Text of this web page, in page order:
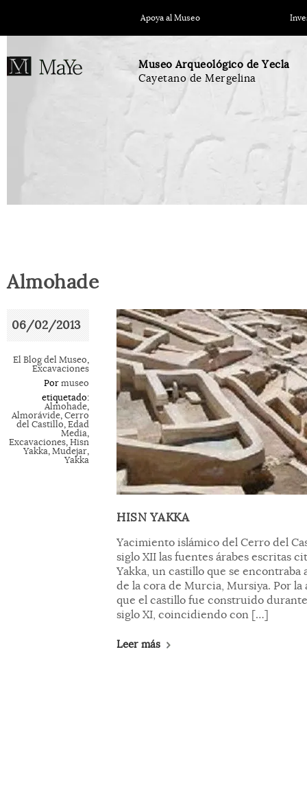
Apoya al Museo
Museo Arqueológico de Yecla
Cayetano de Mergelina
Almohade
06/02/2013
El Blog del Museo,
Excavaciones
Por museo
etiquetado:
Almohade,
Almorávide, Cerro
del Castillo, Edad
Media,
Excavaciones, Hisn
Yakka, Mudejar,
Yakka
HISN YAKKA
Yacimiento islámico del Cerro del
siglo XII las fuentes árabes escritas
Yakka, un castillo que se encontraba
de la cora de Murcia, Mursiya. Por la
que el castillo fue construido
siglo XI, coincidiendo con […]
Leer más